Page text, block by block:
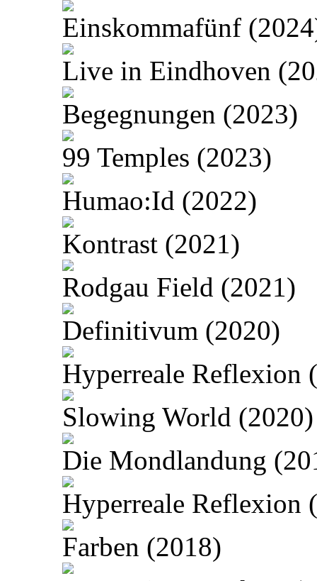
Einskommafünf
Live in Eindhoven
Begegnungen (2023)
99 Temples (2023)
Humao:Id (2022)
Kontrast (2021)
Rodgau Field (2021)
Definitivum (2020)
Hyperreale Reflexion
Slowing World (2020)
Die Mondlandung
Hyperreale Reflexion
Farben (2018)